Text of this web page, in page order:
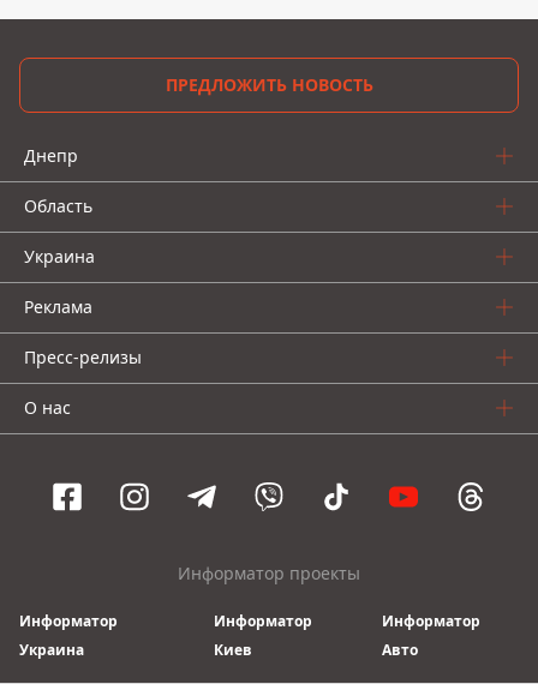
ПРЕДЛОЖИТЬ НОВОСТЬ
Днепр
Область
Украина
Реклама
Пресс-релизы
О нас
Информатор проекты
Информатор
Украина
Информатор
Киев
Информатор
Авто